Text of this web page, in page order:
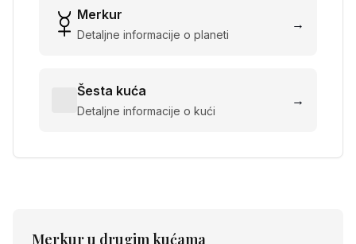
Merkur
Detaljne informacije o planeti
→
Šesta kuća
Detaljne informacije o kući
→
Merkuru drugim kućama